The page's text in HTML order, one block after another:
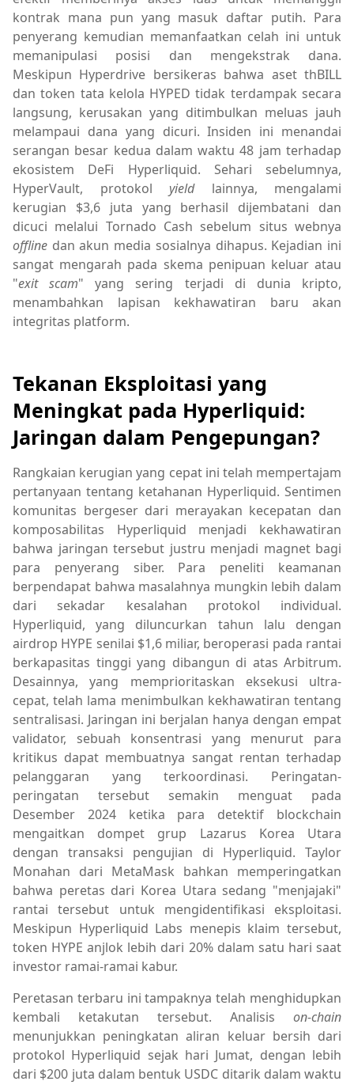
kontrak mana pun yang masuk daftar putih. Para
penyerang kemudian memanfaatkan celah ini untuk
memanipulasi posisi dan mengekstrak dana.
Meskipun Hyperdrive bersikeras bahwa aset thBILL
dan token tata kelola HYPED tidak terdampak secara
langsung, kerusakan yang ditimbulkan meluas jauh
melampaui dana yang dicuri. Insiden ini menandai
serangan besar kedua dalam waktu 48 jam terhadap
ekosistem DeFi Hyperliquid. Sehari sebelumnya,
HyperVault, protokol yieldlainnya, mengalami
kerugian $3,6 juta yang berhasil dijembatani dan
dicuci melalui Tornado Cash sebelum situs webnya
offline dan akun media sosialnya dihapus. Kejadian ini
sangat mengarah pada skema penipuan keluar atau
"exit scam" yang sering terjadi di dunia kripto,
menambahkan lapisan kekhawatiran baru akan
integritas platform.
Tekanan Eksploitasi yang
Meningkat pada Hyperliquid:
Jaringan dalam Pengepungan?
Rangkaian kerugian yang cepat ini telah mempertajam
pertanyaan tentang ketahanan Hyperliquid. Sentimen
komunitas bergeser dari merayakan kecepatan dan
komposabilitas Hyperliquid menjadi kekhawatiran
bahwa jaringan tersebut justru menjadi magnet bagi
para penyerang siber. Para peneliti keamanan
berpendapat bahwa masalahnya mungkin lebih dalam
dari sekadar kesalahan protokol individual.
Hyperliquid, yang diluncurkan tahun lalu dengan
airdrop HYPE senilai $1,6 miliar, beroperasi pada rantai
berkapasitas tinggi yang dibangun di atas Arbitrum.
Desainnya, yang memprioritaskan eksekusi ultra-
cepat, telah lama menimbulkan kekhawatiran tentang
sentralisasi. Jaringan ini berjalan hanya dengan empat
validator, sebuah konsentrasi yang menurut para
kritikus dapat membuatnya sangat rentan terhadap
pelanggaran yang terkoordinasi. Peringatan-
peringatan tersebut semakin menguat pada
Desember 2024 ketika para detektif blockchain
mengaitkan dompet grup Lazarus Korea Utara
dengan transaksi pengujian di Hyperliquid. Taylor
Monahan dari MetaMask bahkan memperingatkan
bahwa peretas dari Korea Utara sedang "menjajaki"
rantai tersebut untuk mengidentifikasi eksploitasi.
Meskipun Hyperliquid Labs menepis klaim tersebut,
token HYPE anjlok lebih dari 20% dalam satu hari saat
investor ramai-ramai kabur.
Peretasan terbaru ini tampaknya telah menghidupkan
kembali ketakutan tersebut. Analisis on-chain
menunjukkan peningkatan aliran keluar bersih dari
protokol Hyperliquid sejak hari Jumat, dengan lebih
dari $200 juta dalam bentuk USDC ditarik dalam waktu